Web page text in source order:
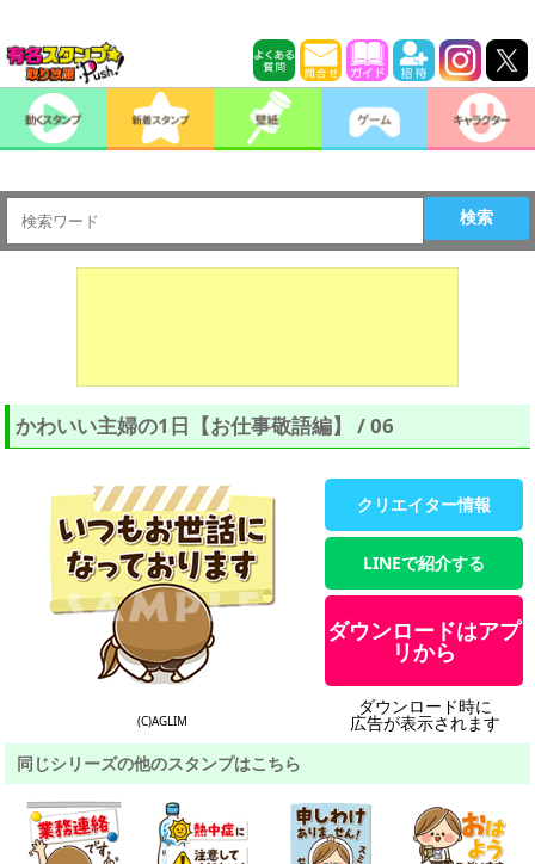
検索
かわいい主婦の1日【お仕事敬語編】 / 06
(C)AGLIM
クリエイター情報
LINEで紹介する
ダウンロードはアプ
リから
ダウンロード時に
広告が表示されます
同じシリーズの他のスタンプはこちら